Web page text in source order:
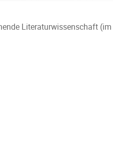
Literaturwissenschaft